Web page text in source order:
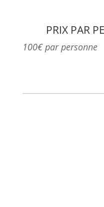
PRIX PAR
100€ par personne